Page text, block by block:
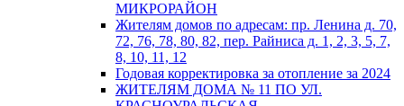
МИКРОРАЙОН
Жителям домов по адресам: пр. Ленина д. 70,
72, 76, 78, 80, 82, пер. Райниса д. 1, 2, 3, 5, 7,
8, 10, 11, 12
Годовая корректировка за отопление за 2024
ЖИТЕЛЯМ ДОМА № 11 ПО УЛ.